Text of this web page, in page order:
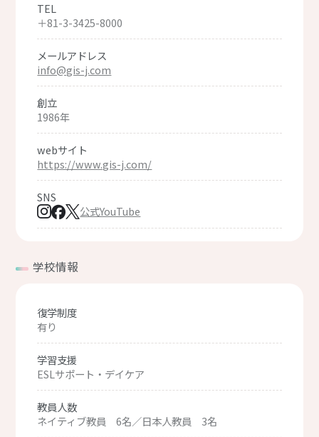
TEL
＋81-3-3425-8000
メールアドレス
info@gis-j.com
創立
1986年
webサイト
https://www.gis-j.com/
SNS
公式YouTube
学校情報
復学制度
有り
学習支援
ESLサポート・デイケア
教員人数
ネイティブ教員 6名／日本人教員 3名